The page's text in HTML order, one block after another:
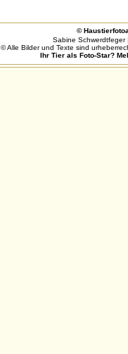
©
Sabine Schwerdtfeger
© Alle Bilder und Texte sind
Ihr Tier als Foto-Star?